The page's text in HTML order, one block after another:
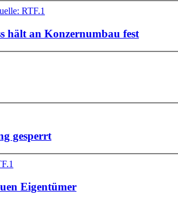
hält an Konzernumbau fest
gesperrt
Eigentümer